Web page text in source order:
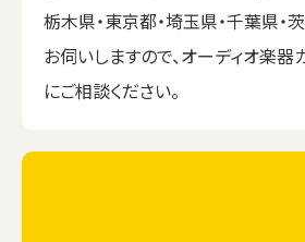
栃木県・東京都・埼玉県・千葉県・
お伺いしますので、オーディオ楽
にご相談ください。